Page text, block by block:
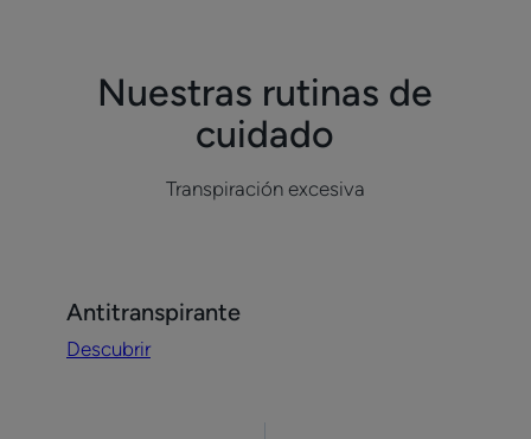
Nuestras rutinas de
cuidado
Transpiración excesiva
Antitranspirante
Antitranspirante
Descubrir